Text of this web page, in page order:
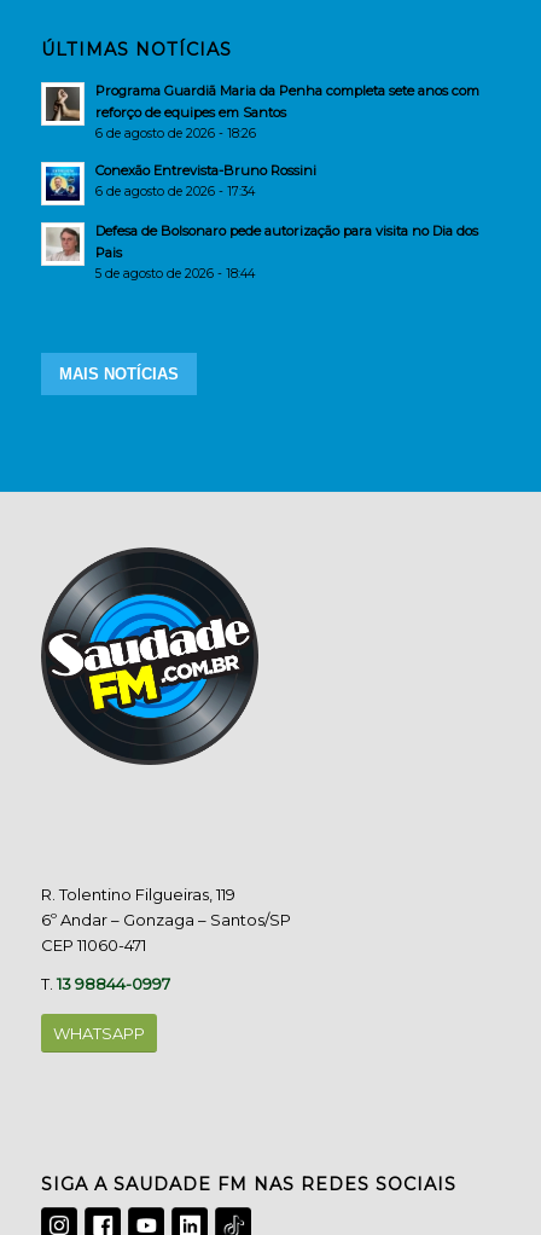
ÚLTIMAS NOTÍCIAS
Programa Guardiã Maria da Penha completa sete anos com
reforço de equipes em Santos
6 de agosto de 2026 - 18:26
Conexão Entrevista-Bruno Rossini
6 de agosto de 2026 - 17:34
Defesa de Bolsonaro pede autorização para visita no Dia dos
Pais
5 de agosto de 2026 - 18:44
MAIS NOTÍCIAS
R. Tolentino Filgueiras, 119
6º Andar – Gonzaga – Santos/SP
CEP 11060-471
T.13 98844-0997
WHATSAPP
SIGA A SAUDADE FM NAS REDES SOCIAIS